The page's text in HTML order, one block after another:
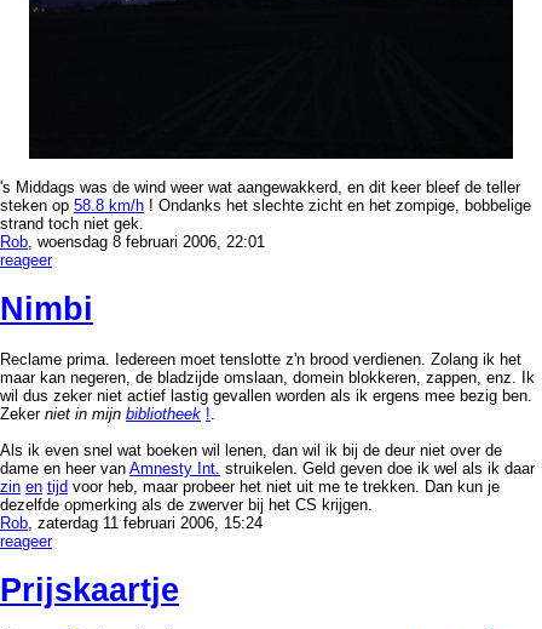
's Middags was de wind weer wat aangewakkerd, en dit keer bleef de teller
steken op 58.8 km/h ! Ondanks het slechte zicht en het zompige, bobbelige
strand toch niet gek.
Rob, woensdag 8 februari 2006, 22:01
reageer
Nimbi
Reclame prima. Iedereen moet tenslotte z'n brood verdienen. Zolang ik het
maar kan negeren, de bladzijde omslaan, domein blokkeren, zappen, enz. Ik
wil dus zeker niet actief lastig gevallen worden als ik ergens mee bezig ben.
Zeker niet in mijn bibliotheek !
Als ik even snel wat boeken wil lenen, dan wil ik bij de deur niet over de
dame en heer van Amnesty Int. struikelen. Geld geven doe ik wel als ik daar
zin en tijd voor heb, maar probeer het niet uit me te trekken. Dan kun je
dezelfde opmerking als de zwerver bij het CS krijgen.
Rob , zaterdag 11 februari 2006, 15:24
reageer
Prijskaartje